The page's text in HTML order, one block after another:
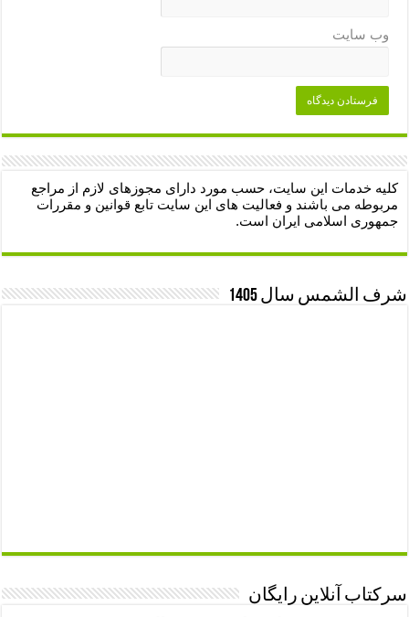
وب‌ سایت
کلیه خدمات این سایت، حسب مورد دارای مجوزهای لازم از مراجع
مربوطه می باشند و فعالیت های این سایت تابع قوانین و مقررات
جمهوری اسلامی ایران است.
شرف الشمس سال 1405
سرکتاب آنلاین رایگان